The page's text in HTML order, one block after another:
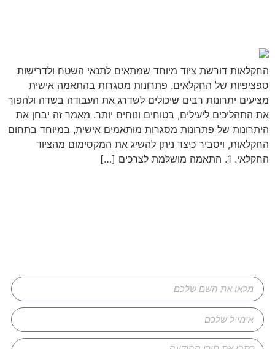
החקלאות דורשת ציוד מיוחד שמתאים לתנאי השטח ולדרישות
ספציפיות של החקלאים. פתרונות מסגרות בהתאמה אישית
מציעים יתרונות רבים שיכולים לשדרג את העבודה בשדה ולהפוך
את התהליכים ליעילים, בטוחים ונוחים יותר. מאמר זה יבחן את
היתרונות של פתרונות מסגרות מותאמים אישית, במיוחד בתחום
החקלאות, ויסביר כיצד ניתן להשיג את המקסימום מהציוד
החקלאי. 1. התאמה מושלמת לצרכים […]